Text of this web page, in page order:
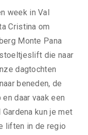
week in Val
Cristina om
Monte Pana
die naar
dagtochten
beneden, de
daar vaak een
kun je met
liften in de regio